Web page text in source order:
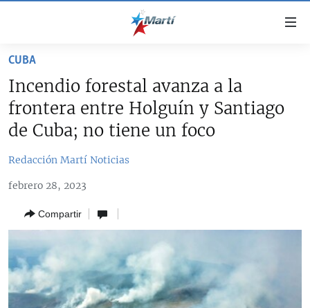
accesibilidad
contenido
principal
navegación
principal
búsqueda
CUBA
CUBA
SOBRE CUBA
ESTADOS UNIDOS
DEPORTES
ARTE Y ENTRETENIMIENTO
OPINIÓN GRÁFICA
AUDIOVISUALES MARTÍ
CUBA
Incendio forestal avanza a la
frontera entre Holguín y Santiago
de Cuba; no tiene un foco
Redacción Martí Noticias
febrero 28, 2023
Compartir